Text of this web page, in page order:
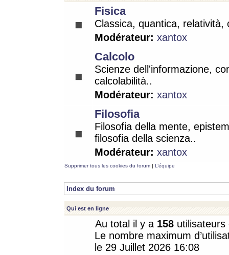
Fisica
Classica, quantica, relatività,
Modérateur: xantox
Calcolo
Scienze dell'informazione,
calcolabilità..
Modérateur: xantox
Filosofia
Filosofia della mente,
filosofia della scienza..
Modérateur: xantox
Supprimer tous les cookies du forum | L’équipe
Index du forum
Qui est en ligne
Au total il y a 158
Le nombre maximum
le 29 Juillet 2026 16:08